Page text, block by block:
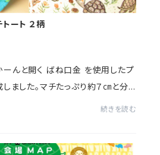
ート ２柄
んと開く ばね口金 を使用したプ
ました。マチたっぷり約７㎝と分
続きを読む